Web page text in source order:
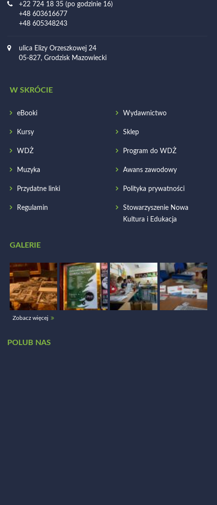
+22 724 18 35 (po godzinie 16)
+48 603616677
+48 605348243
ulica Elizy Orzeszkowej 24
05-827, Grodzisk Mazowiecki
W SKRÓCIE
eBooki Wydawnictwo
Kursy Sklep
WDŻ Program do WDŻ
Muzyka Awans zawodowy
Przydatne linki Polityka prywatności
Regulamin
Stowarzyszenie Nowa
Kultura i Edukacja
GALERIE
Zobacz więcej
POLUB NAS